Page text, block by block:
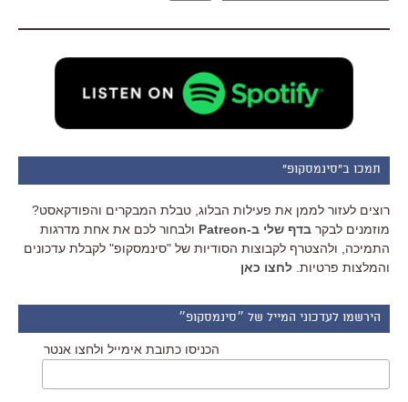
תמכו ב"סינמסקופ"
רוצים לעזור לממן את פעילות הבלוג, טבלת המבקרים והפודקאסט?
מוזמנים לבקר בדף שלי ב-Patreon
ולבחור לכם את אחת מדרגות
התמיכה, ולהצטרף לקבוצות הסודיות של "סינמסקופ" לקבלת עדכונים
והמלצות פרטיות. לחצו כאן
הירשמו לעדכוני המייל של ״סינמסקופ״
הכניסו כתובת אימייל ולחצו אנטר